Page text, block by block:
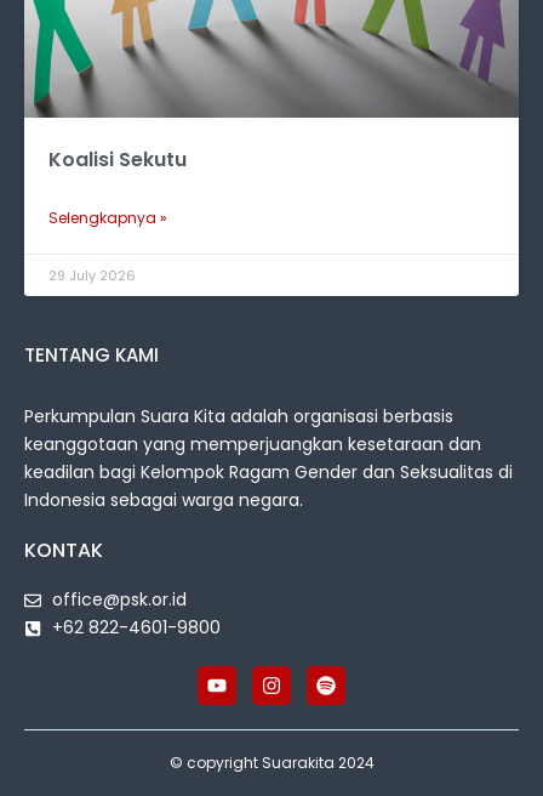
Koalisi Sekutu
Selengkapnya »
29 July 2026
TENTANG KAMI
Perkumpulan Suara Kita adalah organisasi berbasis
keanggotaan yang memperjuangkan kesetaraan dan
keadilan bagi Kelompok Ragam Gender dan Seksualitas di
Indonesia sebagai warga negara.
KONTAK
office@psk.or.id
+62 822-4601-9800
© copyright Suarakita 2024